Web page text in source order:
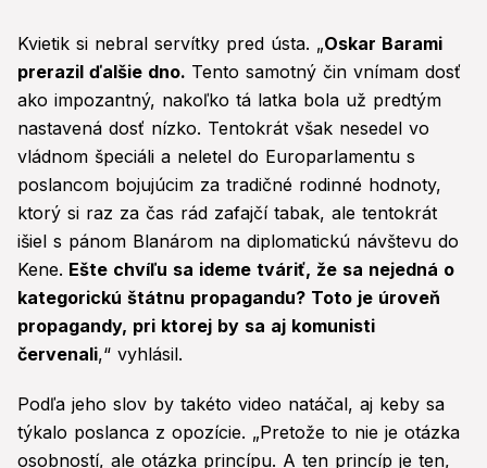
Kvietik si nebral servítky pred ústa. „Oskar Barami
prerazil ďalšie dno. Tento samotný čin vnímam dosť
ako impozantný, nakoľko tá latka bola už predtým
nastavená dosť nízko. Tentokrát však nesedel vo
vládnom špeciáli a neletel do Europarlamentu s
poslancom bojujúcim za tradičné rodinné hodnoty,
ktorý si raz za čas rád zafajčí tabak, ale tentokrát
išiel s pánom Blanárom na diplomatickú návštevu do
Kene. Ešte chvíľu sa ideme tváriť, že sa nejedná o
kategorickú štátnu propagandu? Toto je úroveň
propagandy, pri ktorej by sa aj komunisti
červenali,“ vyhlásil.
Podľa jeho slov by takéto video natáčal, aj keby sa
týkalo poslanca z opozície. „Pretože to nie je otázka
osobností, ale otázka princípu. A ten princíp je ten,